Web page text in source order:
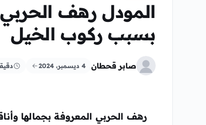
المودل رهف
بسبب ركوب الخيل
صابر قحطان 4 ديسمبر، 2024
رهف الحربي المعروفة بجمالها